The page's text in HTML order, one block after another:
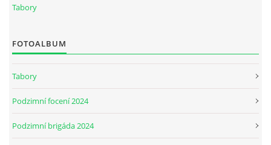
Tabory
FOTOALBUM
Tabory
Podzimní focení 2024
Podzimní brigáda 2024